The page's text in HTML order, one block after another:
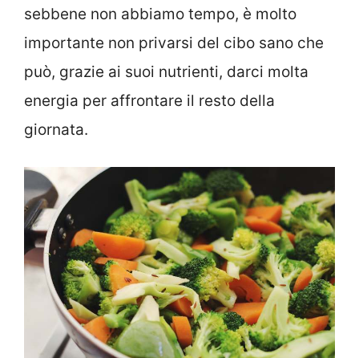
sebbene non abbiamo tempo, è molto
importante non privarsi del cibo sano che
può, grazie ai suoi nutrienti, darci molta
energia per affrontare il resto della
giornata.